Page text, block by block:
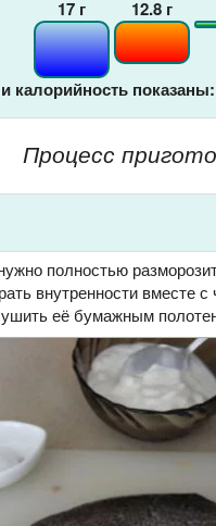
17 г 12.8 г
калорийность показаны:
Процесс
полностью
внутренности вместе
её бумажным